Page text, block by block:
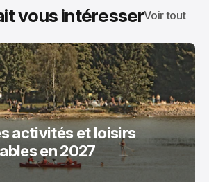
vous intéresserVoir tout
activités et loisirs
en 2027